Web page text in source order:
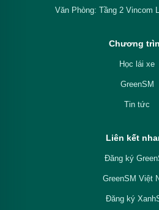
Văn Phòng: Tầng 2 Vincom
Chương
Học lái xe
GreenSM
Tin tức
Liên kết
Đăng ký
GreenSM Việt
Đăng ký